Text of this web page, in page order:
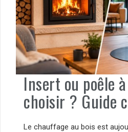
Insert ou poêle
choisir ? Guide
Le chauffage au bois est